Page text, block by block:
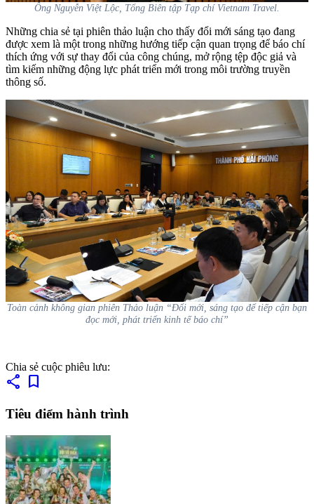
Ông Nguyễn Việt Lộc, Tổng Biên tập Tạp chí Vietnam Travel.
Những chia sẻ tại phiên thảo luận cho thấy đổi mới sáng tạo đang
được xem là một trong những hướng tiếp cận quan trọng để báo chí
thích ứng với sự thay đổi của công chúng, mở rộng tệp độc giả và
tìm kiếm những động lực phát triển mới trong môi trường truyền
thông số.
Toàn cảnh không gian phiên Thảo luận “Đổi mới, sáng tạo để tiếp cận bạn
đọc mới, phát triển kinh tế báo chí”
Chia sẻ cuộc phiêu lưu:
share bookmark
Tiêu điểm hành trình